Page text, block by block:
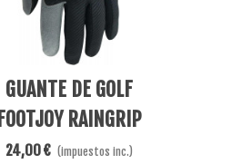
Añadir Al Carrito
GUANTE DE GOLF
FOOTJOY RAINGRIP
XTREME LADY
24,00 € (impuestos inc.)